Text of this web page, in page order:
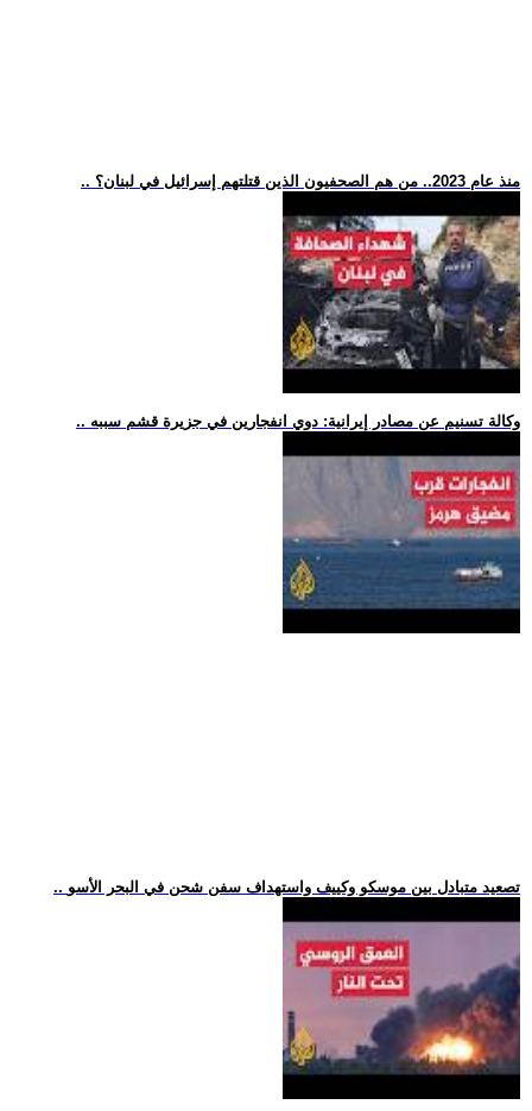
.. منذ عام 2023.. من هم الصحفيون الذين قتلتهم إسرائيل في لبنان؟
.. وكالة تسنيم عن مصادر إيرانية: دوي انفجارين في جزيرة قشم سببه
.. تصعيد متبادل بين موسكو وكييف واستهداف سفن شحن في البحر الأسو